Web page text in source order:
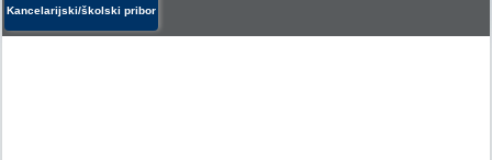
Kancelarijski/školski pribor